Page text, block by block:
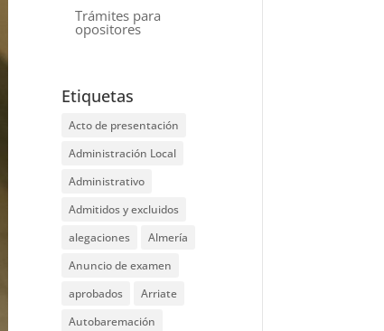
Trámites para
opositores
Etiquetas
Acto de presentación
Administración Local
Administrativo
Admitidos y excluidos
alegaciones
Almería
Anuncio de examen
aprobados
Arriate
Autobaremación